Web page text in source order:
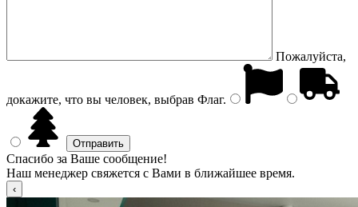
Пожалуйста,
докажите, что вы человек, выбрав Флаг.
Спасибо за Ваше сообщение!
Наш менеджер свяжется с Вами в ближайшее время.